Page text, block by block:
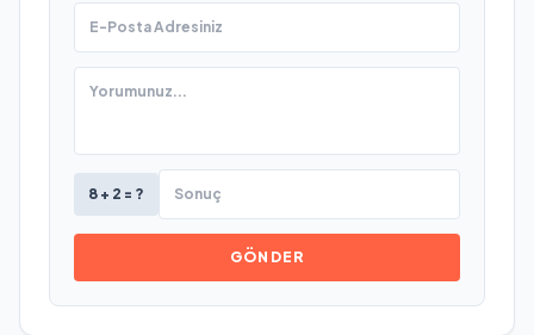
8 + 2 = ?
GÖNDER